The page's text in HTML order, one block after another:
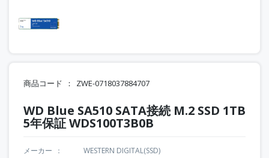
商品コード ZWE-0718037884707
WD Blue SA510 SATA接続 M.2 SSD 1TB
5年保証 WDS100T3B0B
メーカー
WESTERN DIGITAL(SSD)